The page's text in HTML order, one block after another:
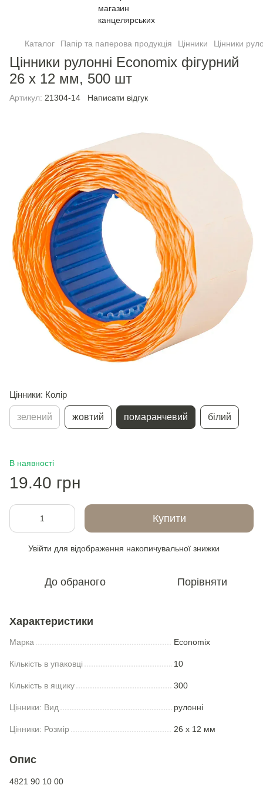
Каталог Папір та паперова продукція Цінники Цiнники
Цiнники рулонні Economix фiгурний
26 х 12 мм, 500 шт
Артикул: 21304-14 Написати відгук
Цінники: Колір
зелений жовтий помаранчевий білий
В наявності
19.40 грн
Купити
Увійти для відображення накопичувальної знижки
До обраного Порівняти
Характеристики
Марка Economix
Кількість в упаковці 10
Кількість в ящику 300
Цінники: Вид рулонні
Цінники: Розмір 26 х 12 мм
Опис
4821 90 10 00